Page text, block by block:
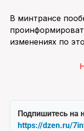
В минтрансе
изменениях по
Подпишитесь на
https://dzen.ru/